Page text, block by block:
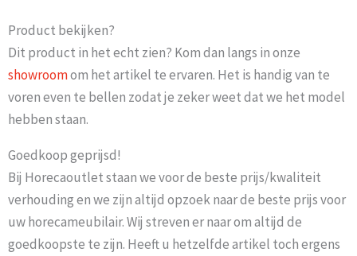
Product bekijken?
Dit product in het echt zien? Kom dan langs in onze
showroomom het artikel te ervaren. Het is handig van te
voren even te bellen zodat je zeker weet dat we het model
hebben staan.
Goedkoop geprijsd!
Bij Horecaoutlet staan we voor de beste prijs/kwaliteit
verhouding en we zijn altijd opzoek naar de beste prijs voor
uw horecameubilair. Wij streven er naar om altijd de
goedkoopste te zijn. Heeft u hetzelfde artikel toch ergens